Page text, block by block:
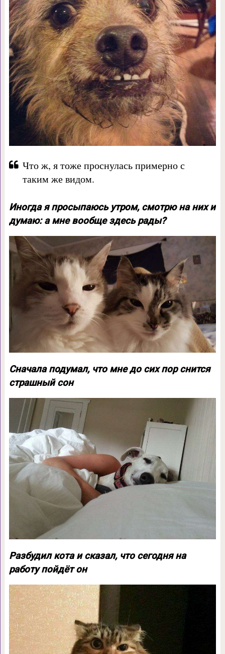
Что ж, я тоже проснулась примерно с
таким же видом.
Иногда я просыпаюсь утром, смотрю на них и
думаю: а мне вообще здесь рады?
Сначала подумал, что мне до сих пор снится
страшный сон
Разбудил кота и сказал, что сегодня на
работу пойдёт он